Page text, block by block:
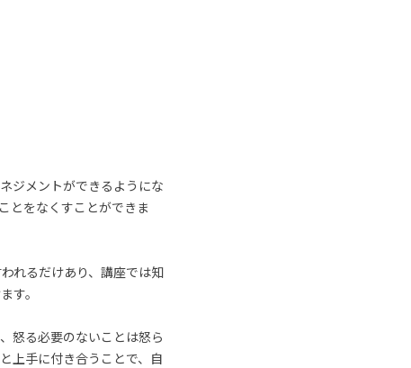
ジメントができるようにな
とをなくすことができま
れるだけあり、講座では知
す。
怒る必要のないことは怒ら
上手に付き合うことで、自